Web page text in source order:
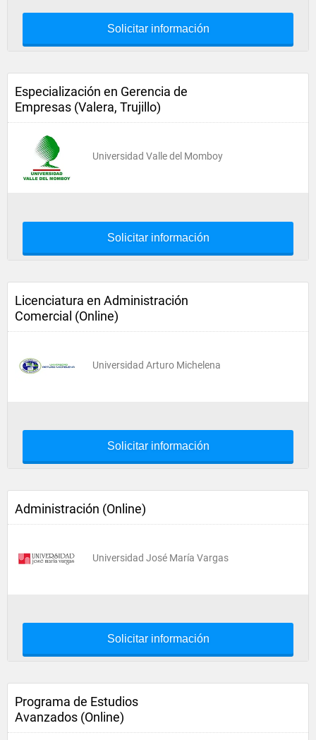
Solicitar información
Especialización en Gerencia de
Empresas (Valera, Trujillo)
Universidad Valle del Momboy
Solicitar información
Licenciatura en Administración
Comercial (Online)
Universidad Arturo Michelena
Solicitar información
Administración (Online)
Universidad José María Vargas
Solicitar información
Programa de Estudios
Avanzados (Online)